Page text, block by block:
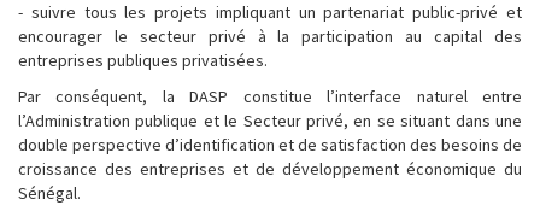
- suivre tous les projets impliquant un partenariat public-privé et
encourager le secteur privé à la participation au capital des
entreprises publiques privatisées.
Par conséquent, la DASP constitue l’interface naturel entre
l’Administration publique et le Secteur privé, en se situant dans une
double perspective d’identification et de satisfaction des besoins de
croissance des entreprises et de développement économique du
Sénégal.